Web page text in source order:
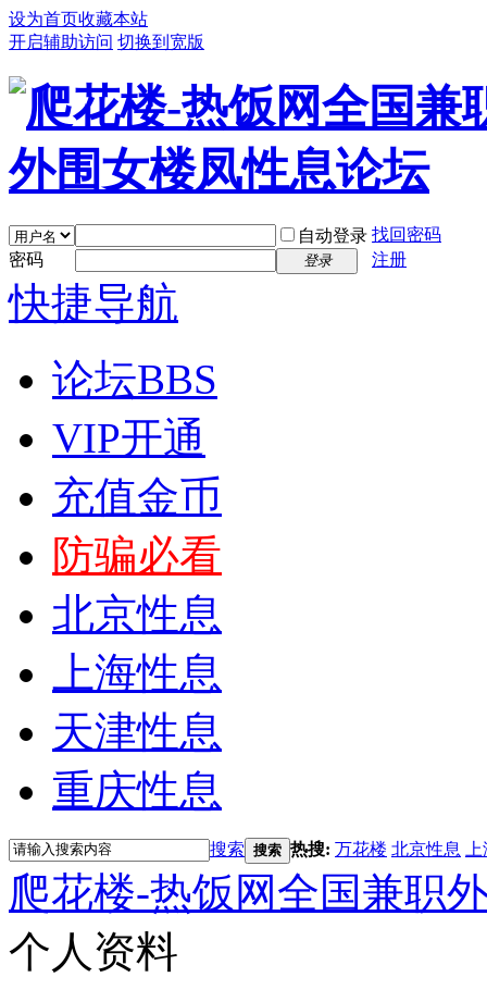
设为首页收藏本站
开启辅助访问 切换到宽版
自动登录 找回密码
密码
登录 注册
快捷导航
论坛BBS
VIP开通
充值金币
防骗必看
北京性息
上海性息
天津性息
重庆性息
搜索 搜索 热搜: 万花楼 北京性息
爬花楼-热饭网全国兼职
个人资料